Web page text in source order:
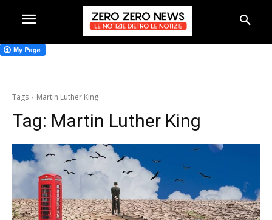
Tags Martin Luther King
Tag: Martin Luther King